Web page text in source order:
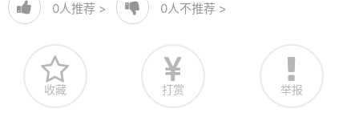
0人推荐 > 0人不推荐 >
收藏 打赏 举报